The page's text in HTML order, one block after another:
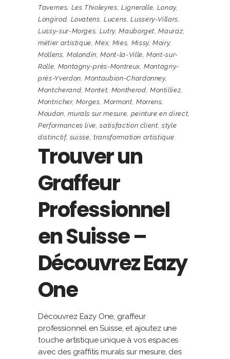
Tavernes, Les Thioleyres, Lignerolle, Lonay,
Longirod, Lovatens,Lucens,Lussery-Villars,
Lussy-sur-Morges, Lutry,Mauborget,Mauraz,
métier artistique,Mex, Mies, Missy,Moiry,
Mollens, Molondin,Mont-la-Ville,Mont-sur-
Rolle, Montagny-près-Montreux,Montagny-
près-Yverdon,Montaubion-Chardonney,
Montcherand,Montet, Montherod, Montilliez,
Montricher, Morges,Mormont, Morrens,
Moudon,murals sur mesure, peinture en direct,
Performances live,satisfaction client,style
distinctif, suisse,transformation artistique
Trouver un
Graffeur
Professionnel
en Suisse –
Découvrez Eazy
One
Découvrez Eazy One, graffeur
professionnel en Suisse, et ajoutez une
touche artistique unique à vos espaces
avec des graffitis murals sur mesure, des